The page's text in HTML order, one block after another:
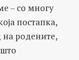
– со многу
постапка,
на родените,